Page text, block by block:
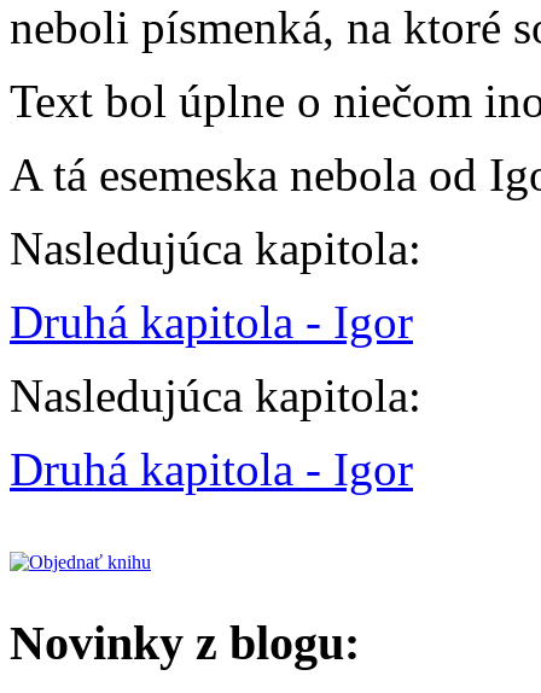
neboli písmenká, na ktoré
Text bol úplne o niečom
A tá esemeska nebola od
Nasledujúca kapitola:
Druhá kapitola - Igor
Nasledujúca kapitola:
Druhá kapitola - Igor
Novinky z blogu: